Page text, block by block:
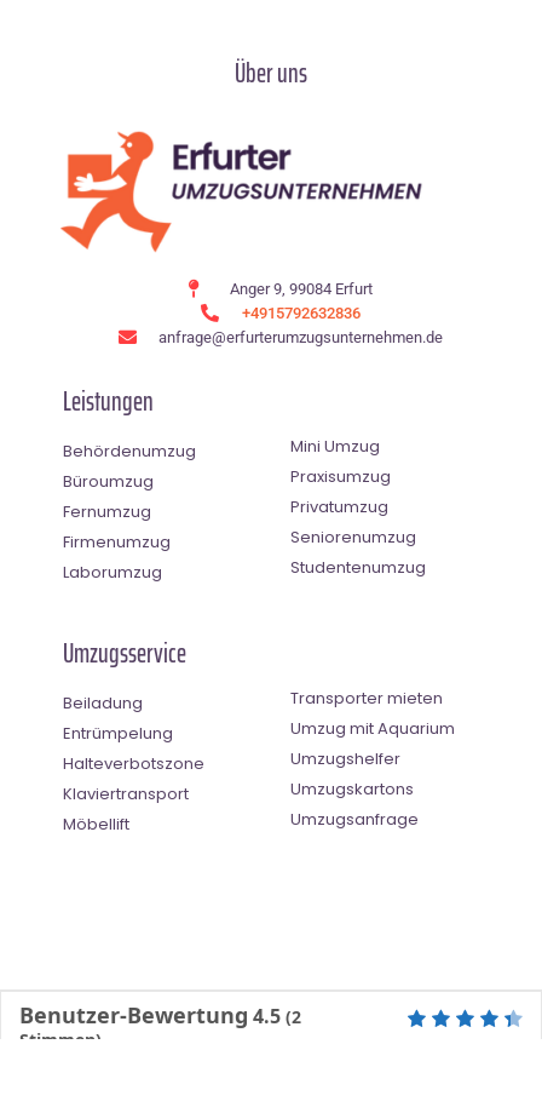
Über uns
Anger 9, 99084 Erfurt
+4915792632836
anfrage@erfurterumzugsunternehmen.de
Leistungen
Behördenumzug
Büroumzug
Fernumzug
Firmenumzug
Laborumzug
Mini Umzug
Praxisumzug
Privatumzug
Seniorenumzug
Studentenumzug
Umzugsservice
Beiladung
Entrümpelung
Halteverbotszone
Klaviertransport
Möbellift
Transporter mieten
Umzug mit Aquarium
Umzugshelfer
Umzugskartons
Umzugsanfrage
Benutzer-Bewertung 4.5 (2
Stimmen)